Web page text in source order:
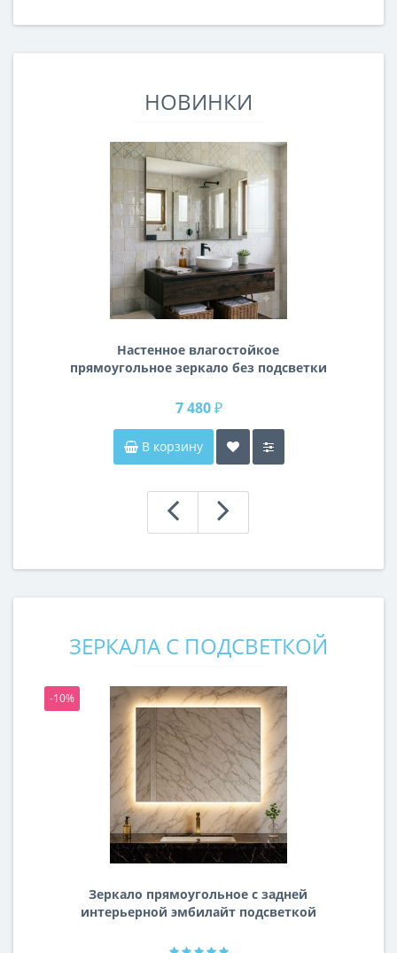
НОВИНКИ
Настенное влагостойкое
прямоугольное зеркало без подсветки
7 480 ₽
В корзину
ЗЕРКАЛА С ПОДСВЕТКОЙ
-10%
Зеркало прямоугольное с задней
интерьерной эмбилайт подсветкой